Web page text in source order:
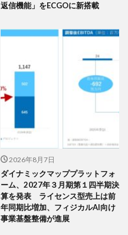
返信機能」をECGOに新搭載
2026年8月7日
ダイナミックマッププラットフォ
ーム、2027年３月期第１四半期決
算を発表 ライセンス型売上は前
年同期比増加、フィジカルAI向け
事業基盤整備が進展